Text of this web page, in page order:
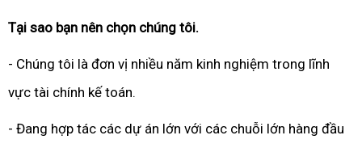
Tại sao bạn nên chọn chúng tôi.
- Chúng tôi là đơn vị nhiều năm kinh nghiệm trong lĩnh
vực tài chính kế toán.
- Đang hợp tác các dự án lớn với các chuỗi lớn hàng đầu